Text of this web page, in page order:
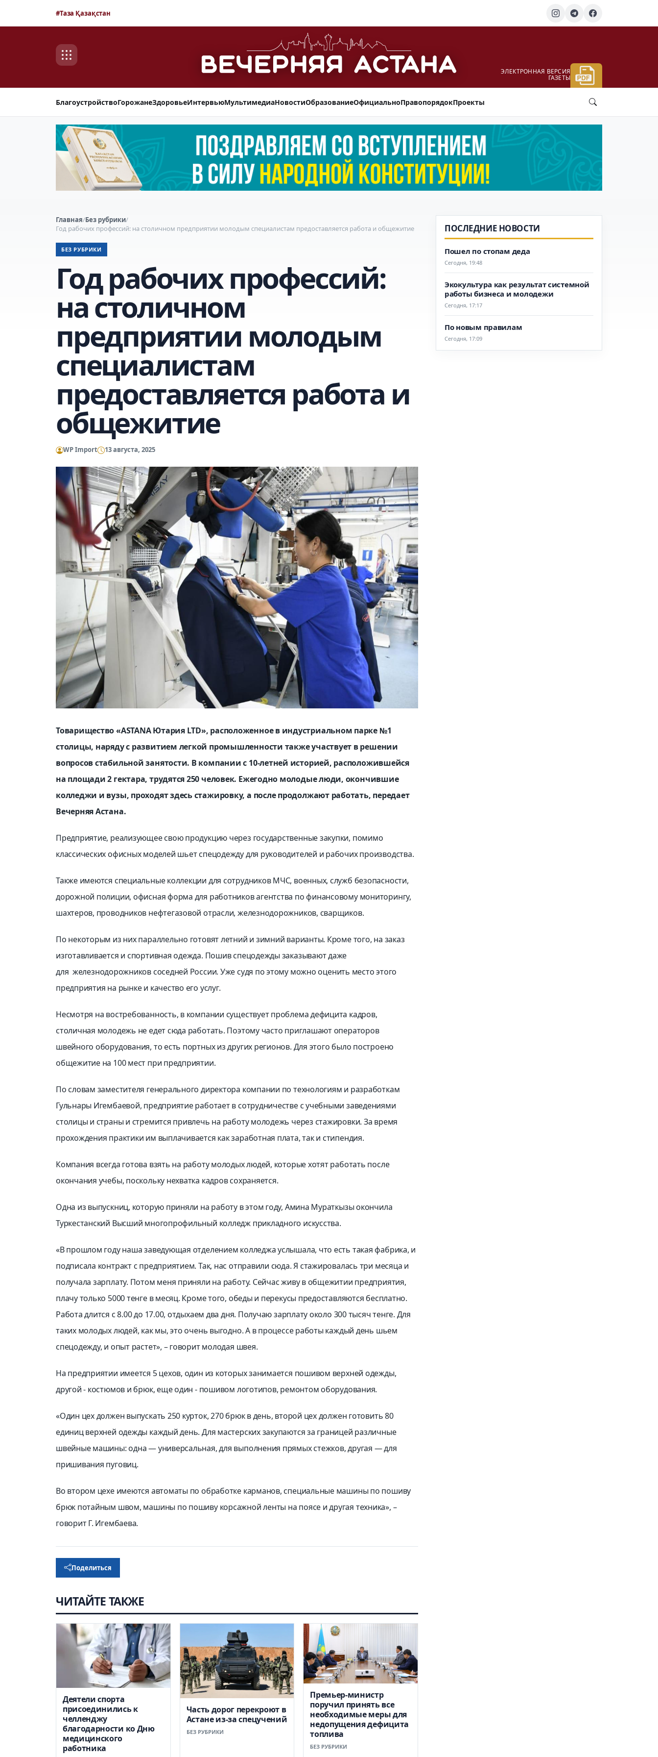
#Таза Қазақстан
ЭЛЕКТРОННАЯ ВЕРСИЯ
ГАЗЕТЫ
БлагоустройствоГорожанеЗдоровьеИнтервьюМультимедиаНовостиОбразованиеОфициальноПравопорядокПроекты
Главная/Без рубрики/
Год рабочих профессий: на столичном предприятии молодым специалистам предоставляется работа и общежитие
БЕЗ РУБРИКИ
Год рабочих профессий:
на столичном
предприятии молодым
специалистам
предоставляется работа и
общежитие
WP Import 13 августа, 2025
Товарищество «ASTANA Ютария LTD», расположенное в индустриальном парке №1
столицы, наряду с развитием легкой промышленности также участвует в решении
вопросов стабильной занятости. В компании с 10-летней историей, расположившейся
на площади 2 гектара, трудятся 250 человек. Ежегодно молодые люди, окончившие
колледжи и вузы, проходят здесь стажировку, а после продолжают работать, передает
Вечерняя Астана.
Предприятие, реализующее свою продукцию через государственные закупки, помимо
классических офисных моделей шьет спецодежду для руководителей и рабочих производства.
Также имеются специальные коллекции для сотрудников МЧС, военных, служб безопасности,
дорожной полиции, офисная форма для работников агентства по финансовому мониторингу,
шахтеров, проводников нефтегазовой отрасли, железнодорожников, сварщиков.
По некоторым из них параллельно готовят летний и зимний варианты. Кроме того, на заказ
изготавливается и спортивная одежда. Пошив спецодежды заказывают даже
для железнодорожников соседней России. Уже судя по этому можно оценить место этого
предприятия на рынке и качество его услуг.
Несмотря на востребованность, в компании существует проблема дефицита кадров,
столичная молодежь не едет сюда работать. Поэтому часто приглашают операторов
швейного оборудования, то есть портных из других регионов. Для этого было построено
общежитие на 100 мест при предприятии.
По словам заместителя генерального директора компании по технологиям и разработкам
Гульнары Игембаевой, предприятие работает в сотрудничестве с учебными заведениями
столицы и страны и стремится привлечь на работу молодежь через стажировки. За время
прохождения практики им выплачивается как заработная плата, так и стипендия.
Компания всегда готова взять на работу молодых людей, которые хотят работать после
окончания учебы, поскольку нехватка кадров сохраняется.
Одна из выпускниц, которую приняли на работу в этом году, Амина Мураткызы окончила
Туркестанский Высший многопрофильный колледж прикладного искусства.
«В прошлом году наша заведующая отделением колледжа услышала, что есть такая фабрика, и
подписала контракт с предприятием. Так, нас отправили сюда. Я стажировалась три месяца и
получала зарплату. Потом меня приняли на работу. Сейчас живу в общежитии предприятия,
плачу только 5000 тенге в месяц. Кроме того, обеды и перекусы предоставляются бесплатно.
Работа длится с 8.00 до 17.00, отдыхаем два дня. Получаю зарплату около 300 тысяч тенге. Для
таких молодых людей, как мы, это очень выгодно. А в процессе работы каждый день шьем
спецодежду, и опыт растет», – говорит молодая швея.
На предприятии имеется 5 цехов, один из которых занимается пошивом верхней одежды,
другой - костюмов и брюк, еще один - пошивом логотипов, ремонтом оборудования.
«Один цех должен выпускать 250 курток, 270 брюк в день, второй цех должен готовить 80
единиц верхней одежды каждый день. Для мастерских закупаются за границей различные
швейные машины: одна — универсальная, для выполнения прямых стежков, другая — для
пришивания пуговиц.
Во втором цехе имеются автоматы по обработке карманов, специальные машины по пошиву
брюк потайным швом, машины по пошиву корсажной ленты на поясе и другая техника», –
говорит Г. Игембаева.
Поделиться
ЧИТАЙТЕ ТАКЖЕ
Деятели спорта
присоединились к
челленджу
благодарности ко Дню
медицинского
работника
Часть дорог перекроют в
Астане из-за спецучений
БЕЗ РУБРИКИ
Премьер-министр
поручил принять все
необходимые меры для
недопущения дефицита
топлива
БЕЗ РУБРИКИ
ПОСЛЕДНИЕ НОВОСТИ
Пошел по стопам деда
Сегодня, 19:48
Экокультура как результат системной
работы бизнеса и молодежи
Сегодня, 17:17
По новым правилам
Сегодня, 17:09